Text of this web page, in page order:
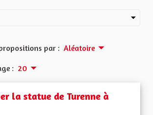
par : Aléatoire
: 20
la statue de Turenne à